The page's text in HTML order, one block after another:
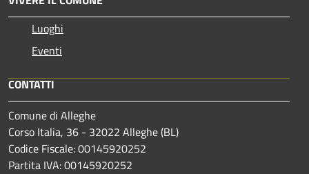
Luoghi
Eventi
CONTATTI
Comune di Alleghe
Corso Italia, 36 - 32022 Alleghe (BL)
Codice Fiscale: 00145920252
Partita IVA: 00145920252